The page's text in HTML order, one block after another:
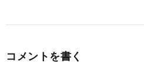
コメントを書く